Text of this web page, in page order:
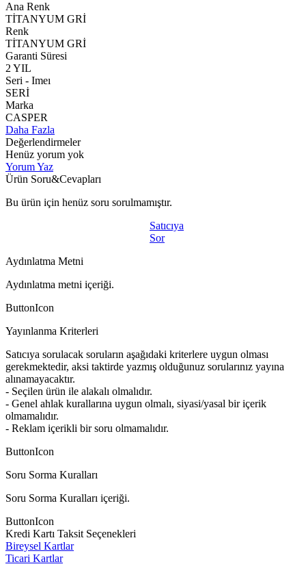
Ana Renk
TİTANYUM GRİ
Renk
TİTANYUM GRİ
Garanti Süresi
2 YIL
Seri - Imeı
SERİ
Marka
CASPER
Daha Fazla
Değerlendirmeler
Henüz yorum yok
Yorum Yaz
Ürün Soru&Cevapları
Bu ürün için henüz soru sorulmamıştır.
Satıcıya
Sor
Aydınlatma Metni
Aydınlatma metni içeriği.
ButtonIcon
Yayınlanma Kriterleri
Satıcıya sorulacak soruların aşağıdaki kriterlere uygun olması
gerekmektedir, aksi taktirde yazmış olduğunuz sorularınız yayına
alınamayacaktır.
- Seçilen ürün ile alakalı olmalıdır.
- Genel ahlak kurallarına uygun olmalı, siyasi/yasal bir içerik
olmamalıdır.
- Reklam içerikli bir soru olmamalıdır.
ButtonIcon
Soru Sorma Kuralları
Soru Sorma Kuralları içeriği.
ButtonIcon
Kredi Kartı Taksit Seçenekleri
Bireysel Kartlar
Ticari Kartlar